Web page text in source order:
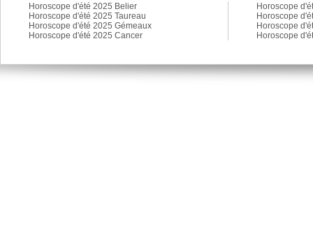
Horoscope d'été 2025 Belier
Horoscope d'été 2025 Taureau
Horoscope d'été 2025 Gémeaux
Horoscope d'été 2025 Cancer
Horoscope
Horoscope
Horoscope
Horoscope